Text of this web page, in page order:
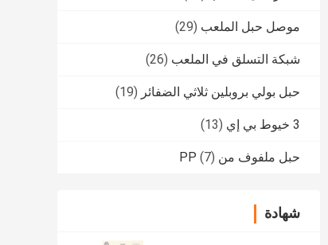
موصل حبل الملعب (29)
شبكة التسلق في الملعب (26)
حبل بولي بروبلين ثلاثي الضفائر (19)
3 خيوط بي إي (13)
حبل ملفوف من PP (7)
شهادة